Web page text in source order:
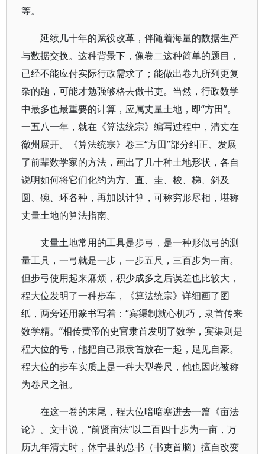
等。
延续几十年的赋役改革，伴随着海量的数据生产
与数据交换。这种背景下，像卷二这种简单的题目，
已经不能应付实际行政需求了；能做出卷九所列更复
杂的题，可能才勉强够格去做书吏。当然，行政数学
中最多也最重要的计算，应属丈量土地，即“方田”。
一五八一年，就在《算法统宗》编写过程中，清丈在
徽州展开。《算法统宗》卷三“方田”部分纠正、发展
了前辈数学家的方法，画出了几十种土地形状，各自
说明如何将它们化约为方、直、圭、梭、梯、斜及
圆、碗、环各种，再加以计算，可称穷形尽相，堪称
丈量土地的算法指南。
丈量土地常用的工具是步弓，是一种形似弓的测
量工具，一弓就是一步，一步五尺，三百步为一亩。
但步弓使用起来麻烦，积少成多之后误差也比较大，
程大位发明了一种步车，《算法统宗》详细画了图
纸，两旁还用篆书写着：“宾渠制就心机巧，隶首传来
数学精。”相传黄帝的史官隶首发明了数学，宾渠则是
程大位的号，他把自己跟隶首放在一起，足见自豪。
程大位的步车实质上是一种大型卷尺，他也因此被称
为卷尺之祖。
在这一卷的末尾，程大位暗暗塞进去一篇《亩法
论》。文中说，“前贤亩法”以二百四十步为一亩，万
历九年清丈时，休宁县的总书（书吏首脑）擅自改变